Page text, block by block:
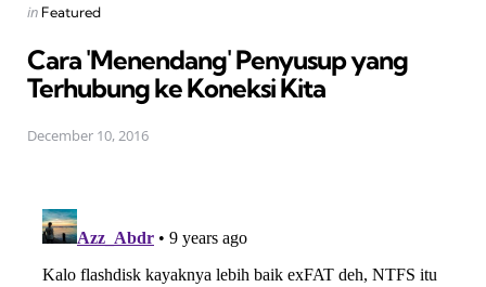
Posted
in Featured
Cara 'Menendang' Penyusup yang
Terhubung ke Koneksi Kita
December 10, 2016